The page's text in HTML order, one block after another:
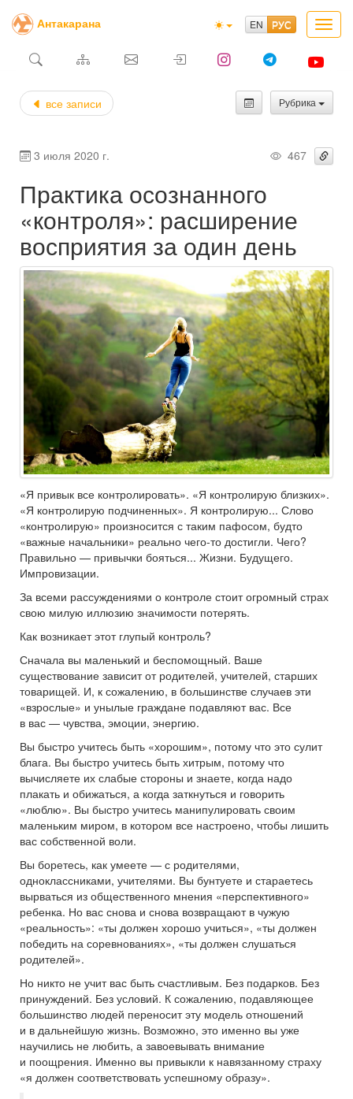
Антакарана
Рубрика
все записи
3 июля 2020 г. 467
Практика осознанного
«контроля»: расширение
восприятия за один день
«Я привык все контролировать». «Я контролирую близких».
«Я контролирую подчиненных». Я контролирую... Слово
«контролирую» произносится с таким пафосом, будто
«важные начальники» реально чего-то достигли. Чего?
Правильно — привычки бояться... Жизни. Будущего.
Импровизации.
За всеми рассуждениями о контроле стоит огромный страх
свою милую иллюзию значимости потерять.
Как возникает этот глупый контроль?
Сначала вы маленький и беспомощный. Ваше
существование зависит от родителей, учителей, старших
товарищей. И, к сожалению, в большинстве случаев эти
«взрослые» и унылые граждане подавляют вас. Все
в вас — чувства, эмоции, энергию.
Вы быстро учитесь быть «хорошим», потому что это сулит
блага. Вы быстро учитесь быть хитрым, потому что
вычисляете их слабые стороны и знаете, когда надо
плакать и обижаться, а когда заткнуться и говорить
«люблю». Вы быстро учитесь манипулировать своим
маленьким миром, в котором все настроено, чтобы лишить
вас собственной воли.
Вы боретесь, как умеете — с родителями,
одноклассниками, учителями. Вы бунтуете и стараетесь
вырваться из общественного мнения «перспективного»
ребенка. Но вас снова и снова возвращают в чужую
«реальность»: «ты должен хорошо учиться», «ты должен
победить на соревнованиях», «ты должен слушаться
родителей».
Но никто не учит вас быть счастливым. Без подарков. Без
принуждений. Без условий. К сожалению, подавляющее
большинство людей переносит эту модель отношений
и в дальнейшую жизнь. Возможно, это именно вы уже
научились не любить, а завоевывать внимание
и поощрения. Именно вы привыкли к навязанному страху
«я должен соответствовать успешному образу».